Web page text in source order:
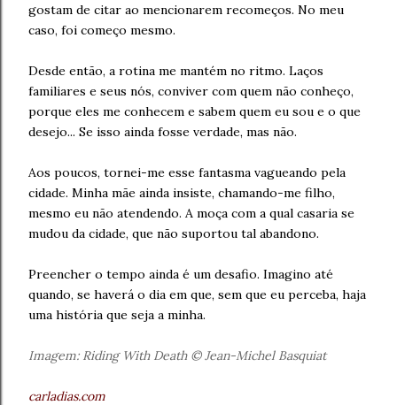
gostam de citar ao mencionarem recomeços. No meu
caso, foi começo mesmo.
Desde então, a rotina me mantém no ritmo. Laços
familiares e seus nós, conviver com quem não conheço,
porque eles me conhecem e sabem quem eu sou e o que
desejo... Se isso ainda fosse verdade, mas não.
Aos poucos, tornei-me esse fantasma vagueando pela
cidade. Minha mãe ainda insiste, chamando-me filho,
mesmo eu não atendendo. A moça com a qual casaria se
mudou da cidade, que não suportou tal abandono.
Preencher o tempo ainda é um desafio. Imagino até
quando, se haverá o dia em que, sem que eu perceba, haja
uma história que seja a minha.
Imagem: Riding With Death © Jean-Michel Basquiat
carladias.com